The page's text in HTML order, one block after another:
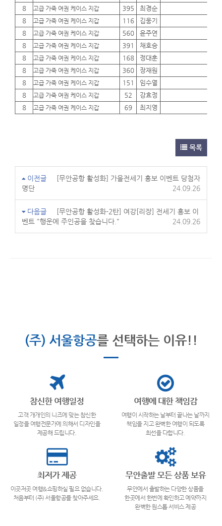
8
고급 가죽 여권 케이스 지갑 395 최경순
8
고급 가죽 여권 케이스 지갑 116 김웅기
8
고급 가죽 여권 케이스 지갑 560 윤주연
8
고급 가죽 여권 케이스 지갑 391 채호승
8
고급 가죽 여권 케이스 지갑 168 정대훈
8
고급 가죽 여권 케이스 지갑 360 장재원
8
고급 가죽 여권 케이스 지갑 151 임수열
8
고급 가죽 여권 케이스 지갑 52 강효정
8
고급 가죽 여권 케이스 지갑 69 최지영
목록
이전글
[무안공항 활성화] 가을전세기 홍보 이벤트 당첨자
명단
24.09.26
다음글
[무안공항 활성화-2탄] 여강[리장] 전세기 홍보 이
벤트 "행운에 주인공을 찾습니다."
24.09.26
(주) 서울항공를 선택하는 이유!!
참신한 여행일정
고객 개개인의 니즈에 맞는 참신한
일정을 여행전문가에 의해서 디자인을
제공해 드립니다.
여행에 대한 책임감
여행이 시작하는 날부터 끝나는 날까지
책임을 지고 완벽한 여행이 되도록
최선을 다합니다.
최저가 제공
이곳저곳 여행&쇼핑하실 필요 없습니다.
처음부터 (주) 서울항공를 찾아주세요.
무안출발 모든 상품 보유
무안에서 출발하는 다양한 상품을
한곳에서 한번에 확인하고 예약까지
완벽한 원스톱 서비스 제공